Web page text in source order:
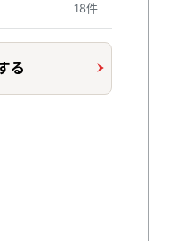
18件
る